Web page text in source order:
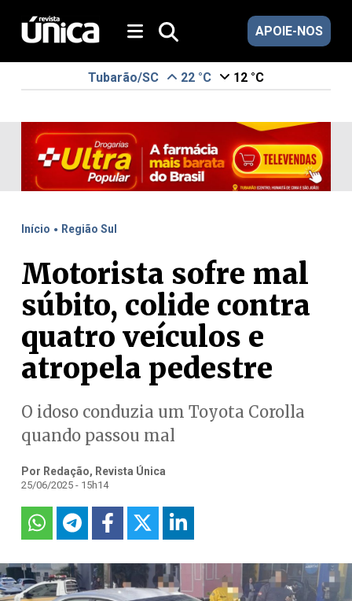
APOIE-NOS
Tubarão/SC 22 °C 12 °C
Início . Região Sul
Motorista sofre mal
súbito, colide contra
quatro veículos e
atropela pedestre
O idoso conduzia um Toyota Corolla
quando passou mal
Por Redação, Revista Única
25/06/2025 - 15h14